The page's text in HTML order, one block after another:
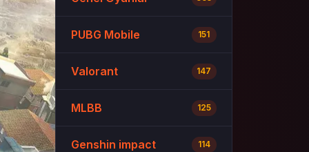
PUBG Mobile 151
Valorant 147
MLBB 125
Genshin impact 114